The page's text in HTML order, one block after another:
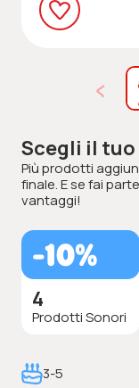
Scegli il
Più prodotti
finale. E se fai
vantaggi!
-10%
4
Prodotti Sonori
3-5